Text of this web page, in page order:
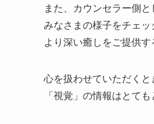
また、カウンセラー側と
みなさまの様子をチェ
より深い癒しをご提供す
心を扱わせていただくと
「視覚」の情報はとて